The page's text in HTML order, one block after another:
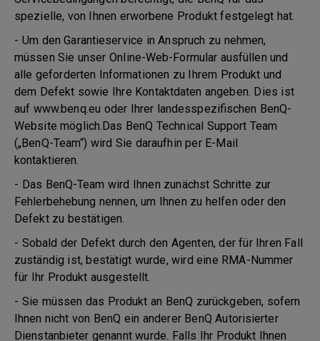
spezielle, von Ihnen erworbene Produkt festgelegt hat.
- Um den Garantieservice in Anspruch zu nehmen,
müssen Sie unser Online-Web-Formular ausfüllen und
alle geforderten Informationen zu Ihrem Produkt und
dem Defekt sowie Ihre Kontaktdaten angeben. Dies ist
auf www.benq.eu oder Ihrer landesspezifischen BenQ-
Website möglich.Das BenQ Technical Support Team
(„BenQ-Team“) wird Sie daraufhin per E-Mail
kontaktieren.
- Das BenQ-Team wird Ihnen zunächst Schritte zur
Fehlerbehebung nennen, um Ihnen zu helfen oder den
Defekt zu bestätigen.
- Sobald der Defekt durch den Agenten, der für Ihren Fall
zuständig ist, bestätigt wurde, wird eine RMA-Nummer
für Ihr Produkt ausgestellt.
- Sie müssen das Produkt an BenQ zurückgeben, sofern
Ihnen nicht von BenQ ein anderer BenQ Autorisierter
Dienstanbieter genannt wurde. Falls Ihr Produkt Ihnen